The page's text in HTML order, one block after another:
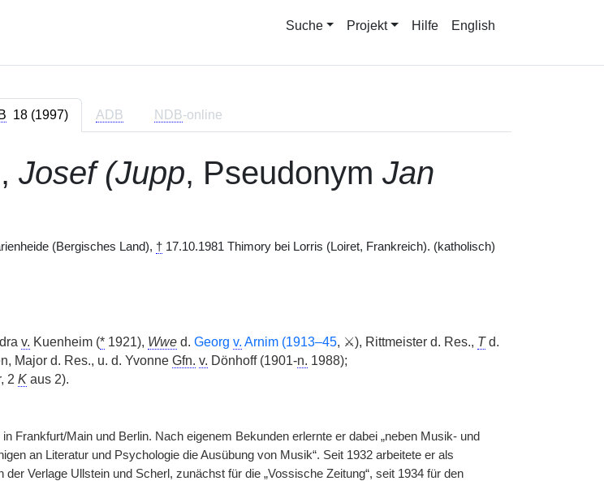
Suche Projekt Hilfe English
18 (1997) ADB NDB-online
, Josef (Jupp, Pseudonym Jan
(Bergisches Land), †17.10.1981 Thimory bei Lorris (Loiret, Frankreich). (katholisch)
v. Kuenheim (*1921), Wwed. Georg v. Arnim (1913–45, ⚔), Rittmeister d. Res., Td.
Major d. Res., u. d. Yvonne Gfn. v. Dönhoff (1901-n. 1988);
2 Kaus 2).
Frankfurt/Main und Berlin. Nach eigenem Bekunden erlernte er dabei „neben Musik- und
an Literatur und Psychologie die Ausübung von Musik“. Seit 1932 arbeitete er als
Verlage Ullstein und Scherl, zunächst für die „Vossische Zeitung“, seit 1934 für den